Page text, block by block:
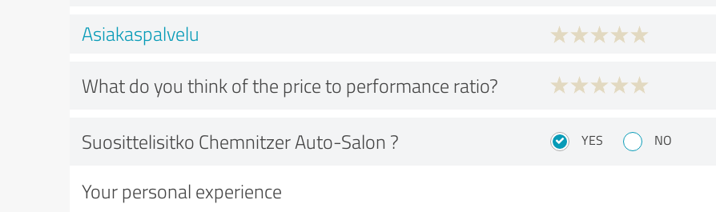
Asiakaspalvelu
What do you think of the price to performance ratio?
Suosittelisitko Chemnitzer Auto-Salon ? YES NO
Your personal experience